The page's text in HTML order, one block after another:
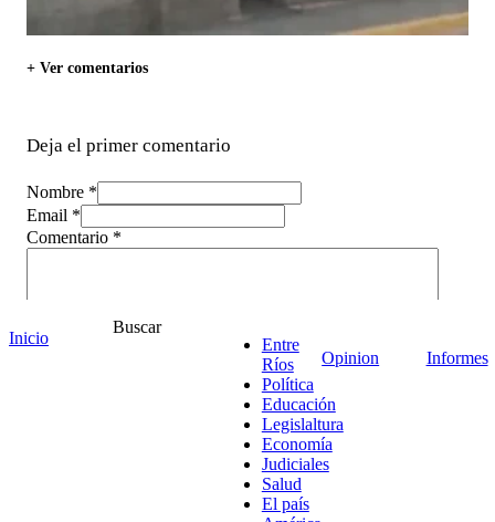
+ Ver comentarios
Deja el primer comentario
Nombre *
Email *
Comentario *
Inicio
Buscar
Entre
Ríos
Política
Educación
Legislaltura
Economía
Judiciales
Salud
El país
Opinion Informes